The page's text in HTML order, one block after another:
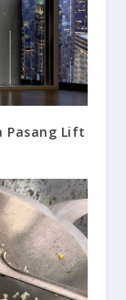
Pasang Lift